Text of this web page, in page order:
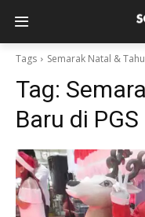
Tags Semarak Natal &
Tag:
Baru di PGS